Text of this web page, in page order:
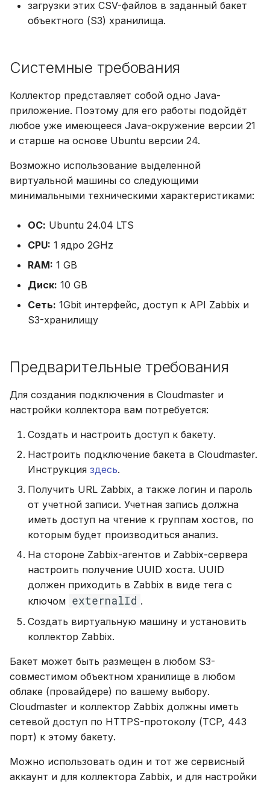
о
и
с
к
а
состояния Cloudmaster и его
модулей
Кластер Kubernetes (SaaS)
prem)
Глоссарий
Области применения FinOps
загрузки этих CSV-файлов в заданный бакет
объектного (S3) хранилища.
Системные требования
Коллектор представляет собой одно Java-
приложение. Поэтому для его работы подойдёт
любое уже имеющееся Java-окружение версии 21
и старше на основе Ubuntu версии 24.
Возможно использование выделенной
виртуальной машины со следующими
минимальными техническими характеристиками:
ОС: Ubuntu 24.04 LTS
CPU: 1 ядро 2GHz
RAM: 1 GB
Диск: 10 GB
Сеть: 1Gbit интерфейс, доступ к API Zabbix и
S3-хранилищу
Предварительные требования
Для создания подключения в Cloudmaster и
настройки коллектора вам потребуется:
Создать и настроить доступ к бакету.
Настроить подключение бакета в Cloudmaster.
Инструкция здесь.
Получить URL Zabbix, а также логин и пароль
от учетной записи. Учетная запись должна
иметь доступ на чтение к группам хостов, по
которым будет производиться анализ.
На стороне Zabbix-агентов и Zabbix-сервера
настроить получение UUID хоста. UUID
должен приходить в Zabbix в виде тега c
ключом externalId .
Создать виртуальную машину и установить
коллектор Zabbix.
Бакет может быть размещен в любом S3-
совместимом объектном хранилище в любом
облаке (провайдере) по вашему выбору.
Cloudmaster и коллектор Zabbix должны иметь
сетевой доступ по HTTPS-протоколу (TCP, 443
порт) к этому бакету.
Можно использовать один и тот же сервисный
аккаунт и для коллектора Zabbix, и для настройки